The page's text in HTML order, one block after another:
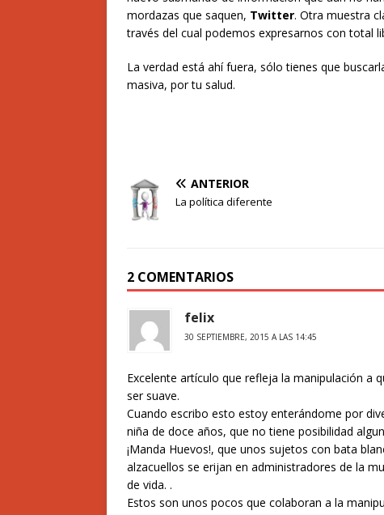
mordazas que saquen, Twitter. Otra muestra
través del cual podemos expresarnos con total
La verdad está ahí fuera, sólo tienes que
masiva, por tu salud.
ANTERIOR
La política diferente
2 COMENTARIOS
felix
30 SEPTIEMBRE, 2015 A LAS 14:45
Excelente artículo que refleja la manipulación a
ser suave.
Cuando escribo esto estoy enterándome por
niña de doce años, que no tiene posibilidad
¡Manda Huevos!, que unos sujetos con bata
alzacuellos se erijan en administradores de la
de vida. .
Estos son unos pocos que colaboran a la